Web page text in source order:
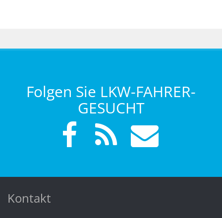
Folgen Sie LKW-FAHRER-
GESUCHT
Kontakt